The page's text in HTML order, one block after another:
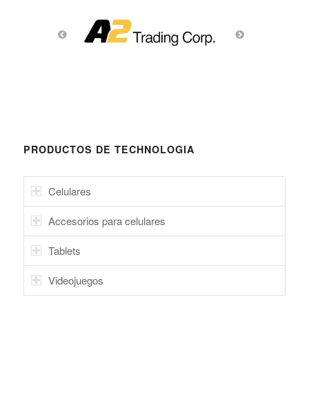
PRODUCTOS DE TECHNOLOGIA
Celulares
Accesorios para celulares
Tablets
Videojuegos